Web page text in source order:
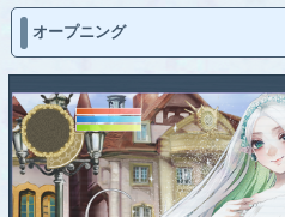
オープニング